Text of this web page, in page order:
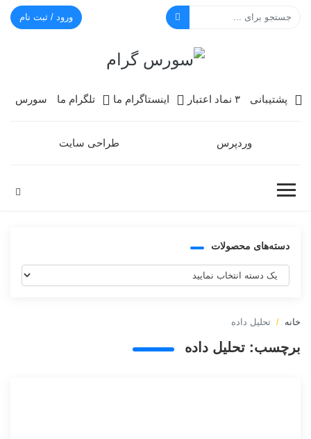
ورود / ثبت نام
پشتیبانی ۳ نماد اعتبار اینستاگرام ما تلگرام ما سورس
وردپرس طراحی سایت
دسته‌های محصولات
خانه تحلیل داده
برچسب: تحلیل داده